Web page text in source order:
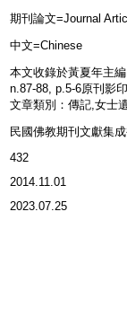
期刊論文=Journal
中文=Chinese
本文收錄於黃夏年主
n.87-88, p.5-6原刊影
文章類別：傳記,女士
民國佛教期刊文獻集
432
2014.11.01
2023.07.25